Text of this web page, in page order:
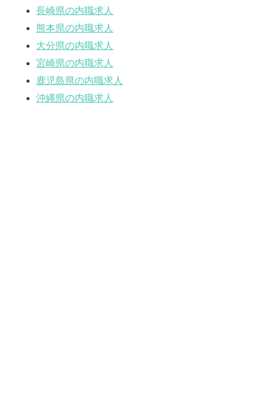
長崎県の内職求人
熊本県の内職求人
大分県の内職求人
宮崎県の内職求人
鹿児島県の内職求人
沖縄県の内職求人